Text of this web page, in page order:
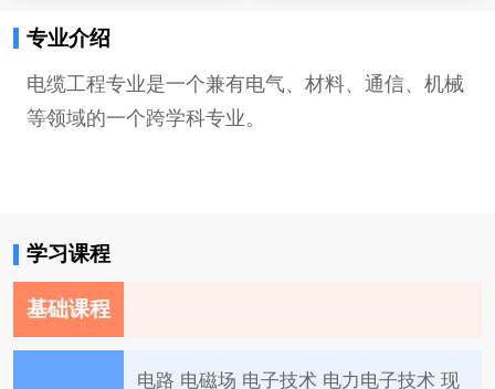
专业介绍
电缆工程专业是一个兼有电气、材料、通信、机械
等领域的一个跨学科专业。
学习课程
基础课程
电路 电磁场 电子技术 电力电子技术 现